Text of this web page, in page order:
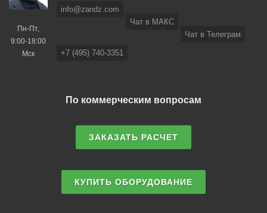
Пн-Пт,
9:00-18:00
Мск
info@zandz.com
Чат в МАКС
Чат в Телеграм
+7 (495) 740-3351
По коммерческим вопросам
ЗАКАЗАТЬ РАСЧЕТ
КУПИТЬ ОБОРУДОВАНИЕ